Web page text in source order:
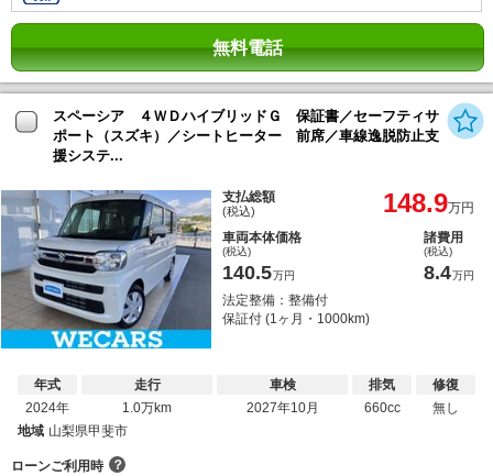
無料電話
スペーシア ４ＷＤハイブリッドＧ 保証書／セーフティサ
ポート（スズキ）／シートヒーター 前席／車線逸脱防止支
援システ...
支払総額
(税込) 148.9万円
車両本体価格
(税込)
140.5万円
諸費用
(税込)
8.4万円
法定整備：整備付
保証付 (1ヶ月・1000km)
年式
2024年
走行
1.0万km
車検
2027年10月
排気
660cc
修復
無し
地域 山梨県甲斐市
ローンご利用時 ？